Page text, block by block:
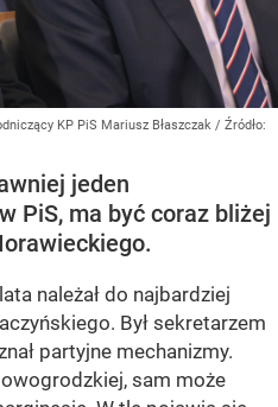
KP PiS Mariusz Błaszczak / Źródło:
jeden
PiS, ma być coraz bliżej
należał do najbardziej
Był sekretarzem
partyjne mechanizmy.
sam może